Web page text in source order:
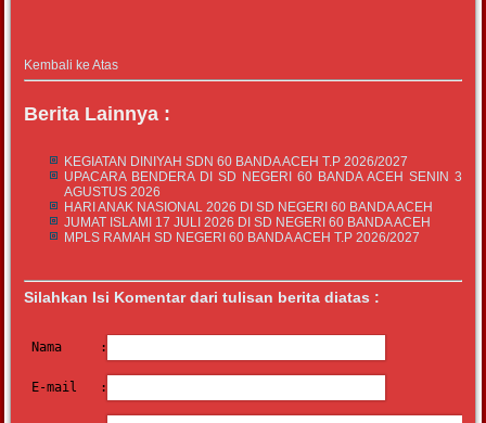
Kembali ke Atas
Berita Lainnya :
KEGIATAN DINIYAH SDN 60 BANDA ACEH T.P 2026/2027
UPACARA BENDERA DI SD NEGERI 60 BANDA ACEH SENIN 3
AGUSTUS 2026
HARI ANAK NASIONAL 2026 DI SD NEGERI 60 BANDA ACEH
JUMAT ISLAMI 17 JULI 2026 DI SD NEGERI 60 BANDA ACEH
MPLS RAMAH SD NEGERI 60 BANDA ACEH T.P 2026/2027
Silahkan Isi Komentar dari tulisan berita diatas :
Nama     :
E-mail   :